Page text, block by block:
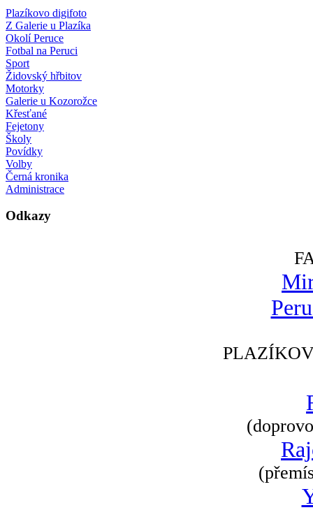
Plazíkovo digifoto
Z Galerie u Plazíka
Okolí Peruce
Fotbal na Peruci
Sport
Židovský hřbitov
Motorky
Galerie u Kozorožce
Křesťané
Fejetony
Školy
Povídky
Volby
Černá kronika
Administrace
Odkazy